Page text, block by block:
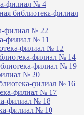
филиал № 4
библиотека-филиал
филиал № 22
филиал № 11
филиал № 12
филиал № 14
филиал № 19
№ 20
филиал № 16
филиал № 17
филиал № 18
филиал № 10